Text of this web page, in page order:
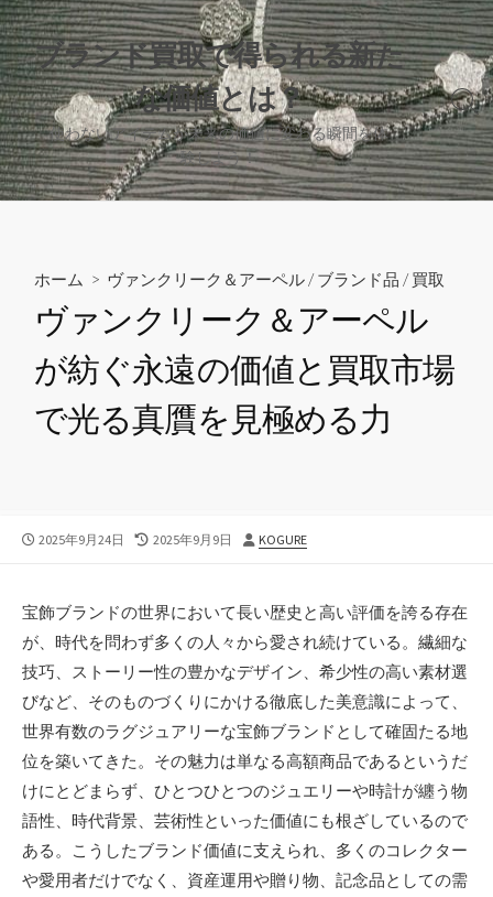
コ
ン
テ
ン
ツ
へ
ス
キ
ブランド買取で得られる新た
な価値とは？
使わないアイテムが未来の価値に変わる瞬間を体
験しよう！
検
索
切
り
替
ホーム > ヴァンクリーク＆アーペル /ブランド品 /買取
ヴァンクリーク＆アーペル
が紡ぐ永遠の価値と買取市場
で光る真贋を見極める力
公
2025年9月24日
最
新
日
2025年9月9日
投
KOGURE
宝飾ブランドの世界において長い歴史と高い評価を誇る存在
が、時代を問わず多くの人々から愛され続けている。 繊細な
技巧、ストーリー性の豊かなデザイン、希少性の高い素材選
びなど、そのものづくりにかける徹底した美意識によって、
世界有数のラグジュアリーな宝飾ブランドとして確固たる地
位を築いてきた。その魅力は単なる高額商品であるというだ
けにとどまらず、ひとつひとつのジュエリーや時計が纏う物
語性、時代背景、芸術性といった価値にも根ざしているので
ある。こうしたブランド価値に支えられ、多くのコレクター
や愛用者だけでなく、資産運用や贈り物、記念品としての需